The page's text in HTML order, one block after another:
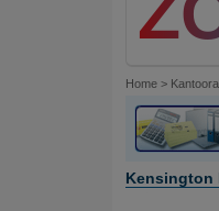
Home >
Kensington